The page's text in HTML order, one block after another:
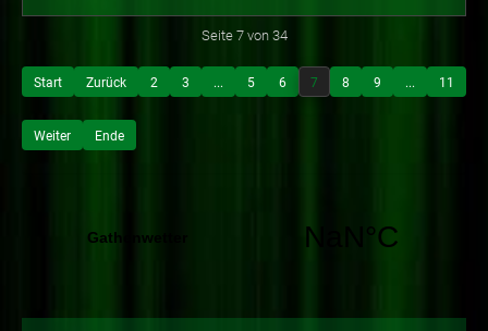
Seite 7 von 34
Start Zurück 2 3 ... 5 6 7 8 9 ... 11
Weiter Ende